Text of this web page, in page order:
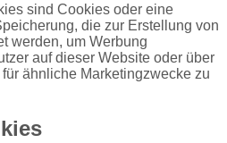
sind Cookies oder eine
die zur Erstellung von
werden, um Werbung
auf dieser Website oder über
ähnliche Marketingzwecke zu